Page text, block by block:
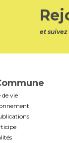
et
de vie